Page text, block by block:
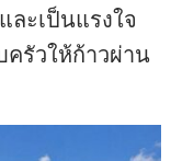
ะเป็นแรงใจ
รัวให้ก้าวผ่าน